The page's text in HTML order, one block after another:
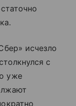
исчезло
с
уже